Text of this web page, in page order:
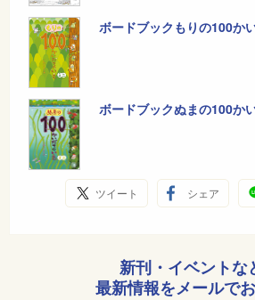
ボードブックもりの100か
ボードブックぬまの100か
ツイート シェア
新刊・イベントな
最新情報をメールで